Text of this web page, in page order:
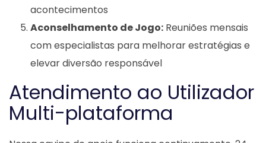
acontecimentos
Aconselhamento de Jogo: Reuniões mensais
com especialistas para melhorar estratégias e
elevar diversão responsável
Atendimento ao Utilizador
Multi-plataforma